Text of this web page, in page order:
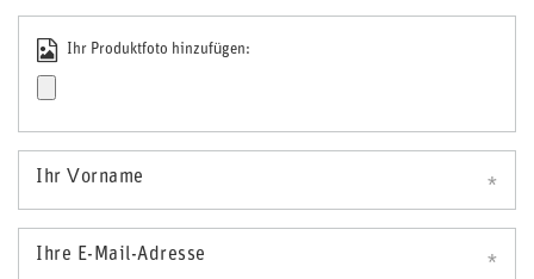
Ihr Produktfoto hinzufügen:
Ihr Vorname
Ihre E-Mail-Adresse